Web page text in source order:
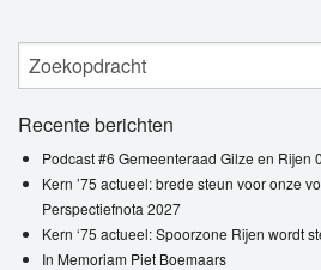
Recente berichten
Podcast #6 Gemeenteraad Gilze en Rijen
Kern ’75 actueel: brede steun voor onze
Perspectiefnota 2027
Kern ‘75 actueel: Spoorzone Rijen wordt
In Memoriam Piet Boemaars